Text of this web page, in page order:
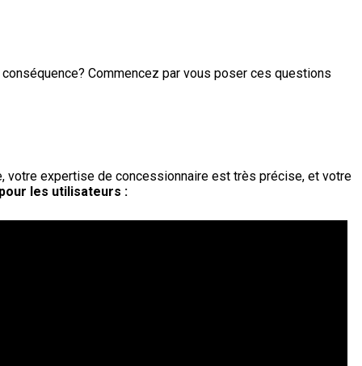
Commencez par vous poser ces questions
votre expertise de concessionnaire est très précise, et votre
les utilisateurs :